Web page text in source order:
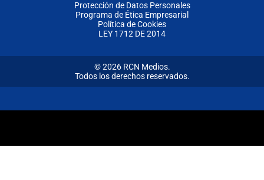
Protección de Datos Personales
Programa de Ética Empresarial
Política de Cookies
LEY 1712 DE 2014
© 2026 RCN Medios.
Todos los derechos reservados.